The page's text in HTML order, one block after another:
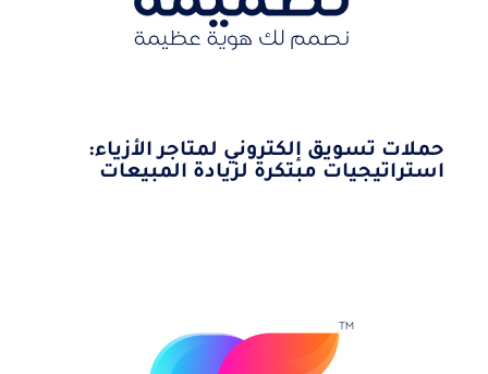
حملات تسويق إلكتروني لمتاجر الأزياء:
استراتيجيات مبتكرة لزيادة المبيعات